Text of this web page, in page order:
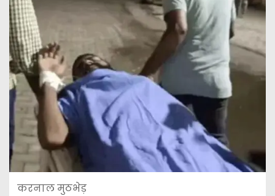
करनाल मुठभेड़